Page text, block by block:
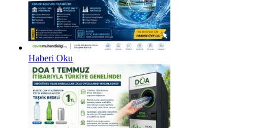
Haberi Oku